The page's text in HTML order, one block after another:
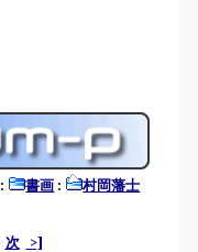
: 書画 :
村岡藩士
次 >]